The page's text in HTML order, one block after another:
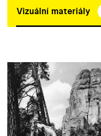
Vizuální materiály